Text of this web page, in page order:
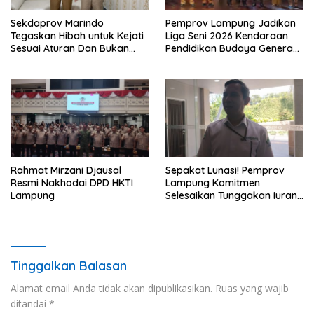
Sekdaprov Marindo
Tegaskan Hibah untuk Kejati
Sesuai Aturan Dan Bukan
Pemprov Lampung Jadikan
Liga Seni 2026 Kendaraan
Pendidikan Budaya Generasi
Rahmat Mirzani Djausal
Resmi Nakhodai DPD HKTI
Lampung
Sepakat Lunasi! Pemprov
Lampung Komitmen
Selesaikan Tunggakan Iuran
Tinggalkan Balasan
Alamat email Anda tidak akan dipublikasikan. Ruas yang wajib
ditandai *